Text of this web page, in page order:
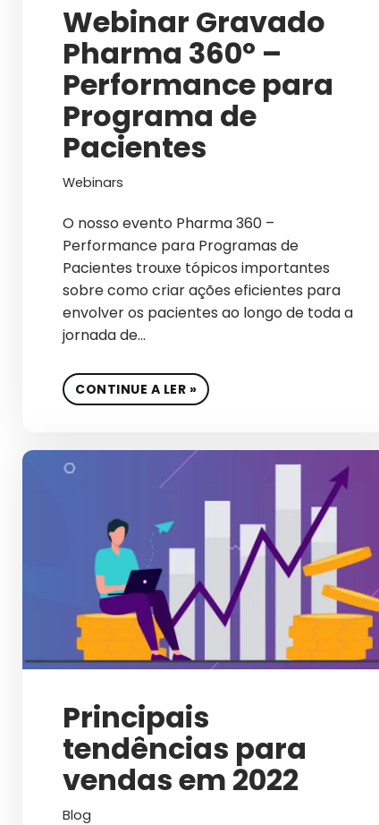
Webinar Gravado
Pharma 360º –
Performance para
Programa de
Pacientes
Webinars
O nosso evento Pharma 360 –
Performance para Programas de
Pacientes trouxe tópicos importantes
sobre como criar ações eficientes para
envolver os pacientes ao longo de toda a
jornada de…
CONTINUE A LER »
Principais
tendências para
vendas em 2022
Blog